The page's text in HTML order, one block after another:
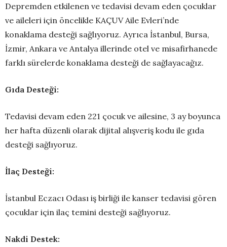
Depremden etkilenen ve tedavisi devam eden çocuklar
ve aileleri için öncelikle KAÇUV Aile Evleri’nde
konaklama desteği sağlıyoruz. Ayrıca İstanbul, Bursa,
İzmir, Ankara ve Antalya illerinde otel ve misafirhanede
farklı sürelerde konaklama desteği de sağlayacağız.
Gıda Desteği:
Tedavisi devam eden 221 çocuk ve ailesine, 3 ay boyunca
her hafta düzenli olarak dijital alışveriş kodu ile gıda
desteği sağlıyoruz.
İlaç Desteği:
İstanbul Eczacı Odası iş birliği ile kanser tedavisi gören
çocuklar için ilaç temini desteği sağlıyoruz.
Nakdi Destek: